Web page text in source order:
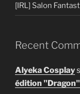
[IRL] Salon
Recent
Alyeka Cosplay
édition